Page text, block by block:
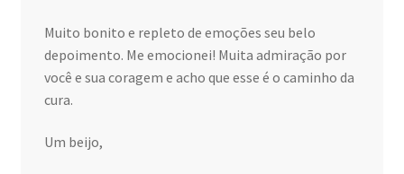
Muito bonito e repleto de emoções seu belo
depoimento. Me emocionei! Muita admiração por
você e sua coragem e acho que esse é o caminho da
cura.
Um beijo,